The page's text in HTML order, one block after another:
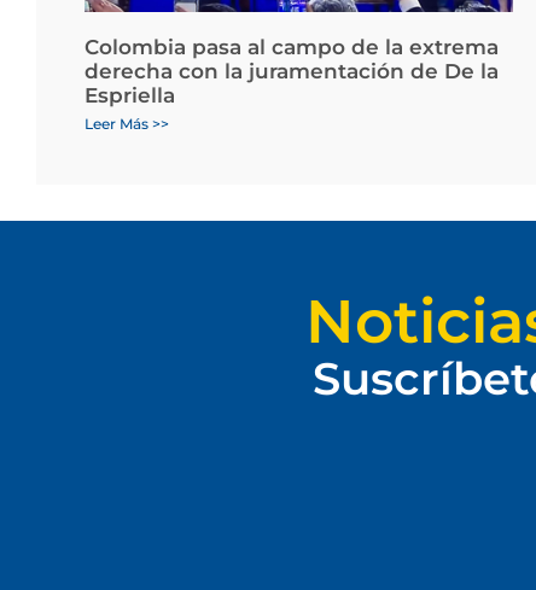
Colombia pasa al campo de la extrema
derecha con la juramentación de De la
Espriella
Leer Más >>